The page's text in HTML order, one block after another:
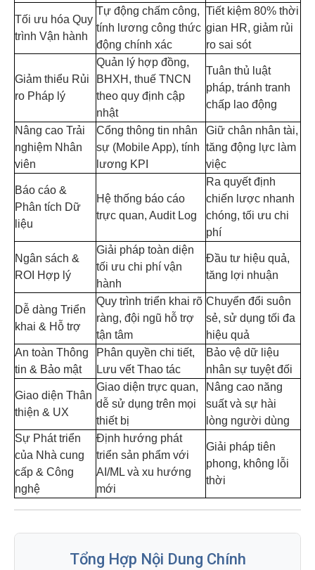
Tối ưu hóa Quy
trình Vận hành
Tự động chấm công,
tính lương công thức
động chính xác
Tiết kiệm 80% thời
gian HR, giảm rủi
ro sai sót
Giảm thiểu Rủi
ro Pháp lý
Quản lý hợp đồng,
BHXH, thuế TNCN
theo quy định cập
nhật
Tuân thủ luật
pháp, tránh tranh
chấp lao động
Nâng cao Trải
nghiệm Nhân
viên
Cổng thông tin nhân
sự (Mobile App), tính
lương KPI
Giữ chân nhân tài,
tăng động lực làm
việc
Báo cáo &
Phân tích Dữ
liệu
Hệ thống báo cáo
trực quan, Audit Log
Ra quyết định
chiến lược nhanh
chóng, tối ưu chi
phí
Ngân sách &
ROI Hợp lý
Giải pháp toàn diện
tối ưu chi phí vận
hành
Đầu tư hiệu quả,
tăng lợi nhuận
Dễ dàng Triển
khai & Hỗ trợ
Quy trình triển khai rõ
ràng, đội ngũ hỗ trợ
tận tâm
Chuyển đổi suôn
sẻ, sử dụng tối đa
hiệu quả
An toàn Thông
tin & Bảo mật
Phân quyền chi tiết,
Lưu vết Thao tác
Bảo vệ dữ liệu
nhân sự tuyệt đối
Giao diện Thân
thiện & UX
Giao diện trực quan,
dễ sử dụng trên mọi
thiết bị
Nâng cao năng
suất và sự hài
lòng người dùng
Sự Phát triển
của Nhà cung
cấp & Công
nghệ
Định hướng phát
triển sản phẩm với
AI/ML và xu hướng
mới
Giải pháp tiên
phong, không lỗi
thời
Tổng Hợp Nội Dung Chính